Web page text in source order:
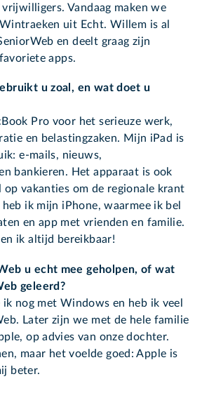
Vandaag maken we
uit Echt. Willem is al
en deelt graag zijn
apps.
u zoal, en wat doet u
Pro voor het serieuze werk,
en belastingzaken. Mijn iPad is
e-mails, nieuws,
bankieren. Het apparaat is ook
op vakanties om de regionale krant
ik mijn iPhone, waarmee ik bel
en app met vrienden en familie.
ik altijd bereikbaar!
u echt mee geholpen, of wat
geleerd?
nog met Windows en heb ik veel
Later zijn we met de hele familie
op advies van onze dochter.
maar het voelde goed: Apple is
beter.